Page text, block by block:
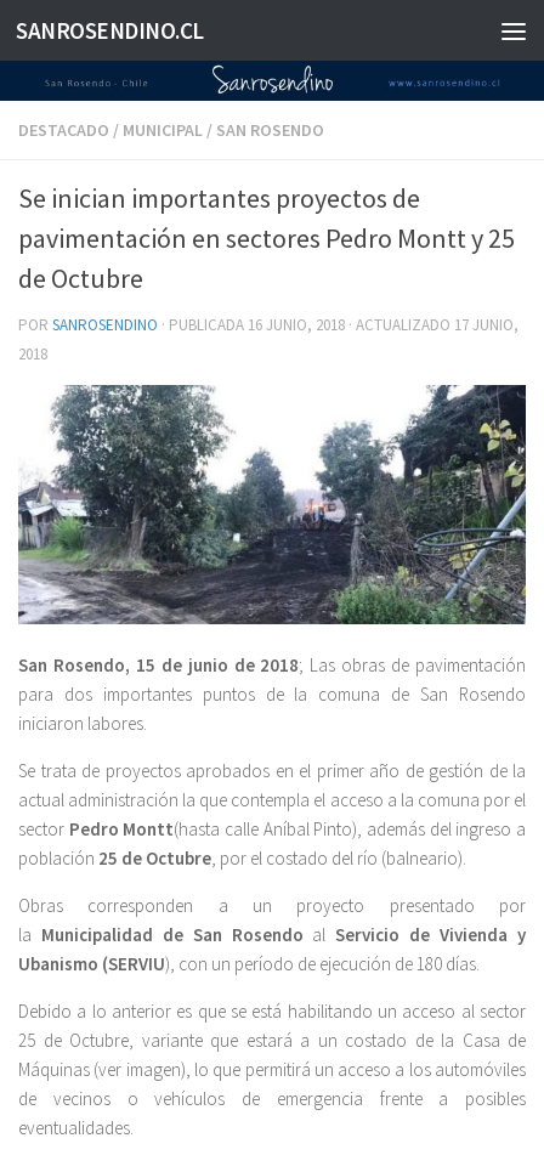
Saltar al contenido
SANROSENDINO.CL
DESTACADO / MUNICIPAL / SAN ROSENDO
Se inician importantes proyectos de
pavimentación en sectores Pedro Montt y 25
de Octubre
POR SANROSENDINO · PUBLICADA 16 JUNIO, 2018 · ACTUALIZADO 17 JUNIO,
2018
San Rosendo, 15 de junio de 2018; Las obras de pavimentación
para dos importantes puntos de la comuna de San Rosendo
iniciaron labores.
Se trata de proyectos aprobados en el primer año de gestión de la
actual administración la que contempla el acceso a la comuna por el
sector Pedro Montt(hasta calle Aníbal Pinto), además del ingreso a
población 25 de Octubre , por el costado del río (balneario).
Obras corresponden a un proyecto presentado por
la Municipalidad de San Rosendo alServicio de Vivienda y
Ubanismo (SERVIU), con un período de ejecución de 180 días.
Debido a lo anterior es que se está habilitando un acceso al sector
25 de Octubre, variante que estará a un costado de la Casa de
Máquinas (ver imagen), lo que permitirá un acceso a los automóviles
de vecinos o vehículos de emergencia frente a posibles
eventualidades.